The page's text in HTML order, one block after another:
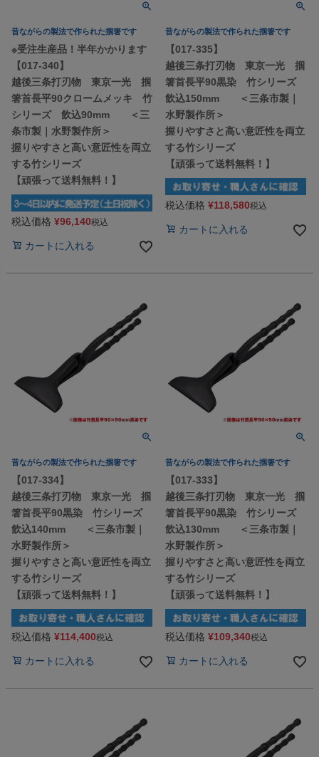
昔ながらの製法で作られた掴箸です
※受注生産品！半年かかります
【017-340】
越後三条打刃物 東京一光 掴
箸首長平90クロームメッキ 竹
シリーズ 飲込90mm ＜三
条市製｜水野製作所＞
握りやすさと高い意匠性を両立
する竹シリーズ
【頑張って送料無料！】
税込価格 ¥96,140税込
カートに入れる
昔ながらの製法で作られた掴箸です
【017-335】
越後三条打刃物 東京一光 掴
箸首長平90黒染 竹シリーズ
飲込150mm ＜三条市製｜
水野製作所＞
握りやすさと高い意匠性を両立
する竹シリーズ
【頑張って送料無料！】
税込価格 ¥118,580税込
カートに入れる
昔ながらの製法で作られた掴箸です
【017-334】
越後三条打刃物 東京一光 掴
箸首長平90黒染 竹シリーズ
飲込140mm ＜三条市製｜
水野製作所＞
握りやすさと高い意匠性を両立
する竹シリーズ
【頑張って送料無料！】
税込価格 ¥114,400税込
カートに入れる
昔ながらの製法で作られた掴箸です
【017-333】
越後三条打刃物 東京一光 掴
箸首長平90黒染 竹シリーズ
飲込130mm ＜三条市製｜
水野製作所＞
握りやすさと高い意匠性を両立
する竹シリーズ
【頑張って送料無料！】
税込価格 ¥109,340税込
カートに入れる